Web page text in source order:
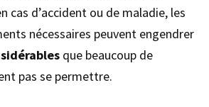
cas d’accident ou de maladie, les
nécessaires peuvent engendrer
que beaucoup de
pas se permettre.